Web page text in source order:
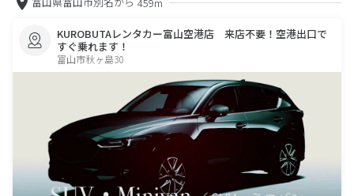
KUROBUTAレンタカー富山空港店 来店不要！空港出口で
すぐ乗れます！
富山市秋ヶ島30